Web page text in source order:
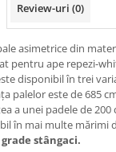
neopren
UV
Review-uri (0)
asimetrice din
pentru ape repezi-
disponibil în trei
palelor este de 685
a unei padele de
în mai multe mărimi
grade stângaci.